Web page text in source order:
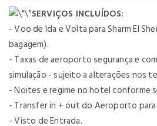
SERVIÇOS INCLUÍDOS:
- Voo de Ida e Volta para Sharm El
bagagem).
- Taxas de aeroporto segurança e
simulação - sujeito a alterações nos
- Noites e regime no hotel conforme
- Transfer in + out do Aeroporto
- Visto de Entrada.